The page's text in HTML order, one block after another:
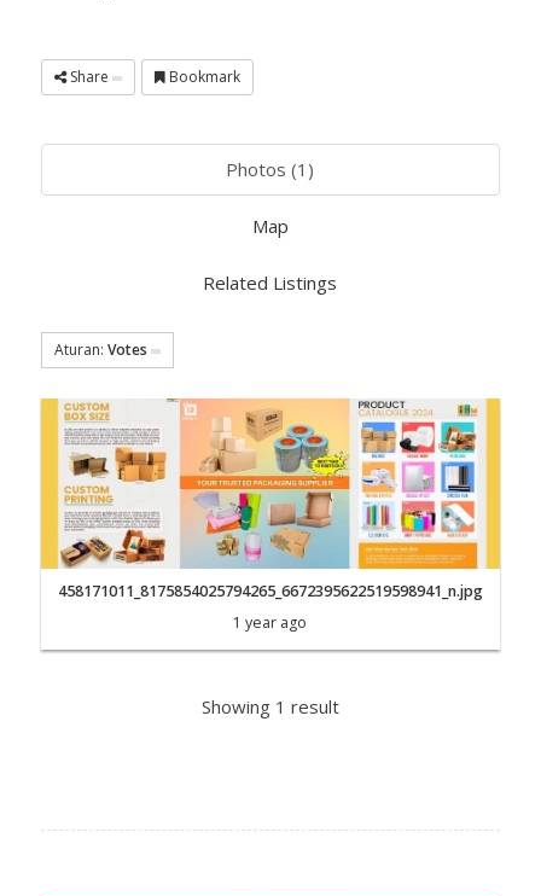
Share Bookmark
Photos (1)
Map
Related Listings
Aturan: Votes
458171011_8175854025794265_6672395622519598941_n.jpg
1 year ago
Showing 1 result